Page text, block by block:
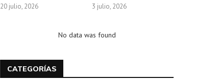
20 julio, 2026 3 julio, 2026
No data was found
CATEGORÍAS